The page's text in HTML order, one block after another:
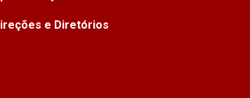
e Diretórios